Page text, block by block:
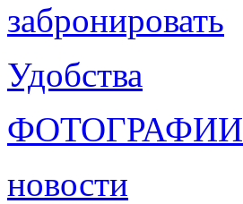
забронировать
Удобства
ФОТОГРАФИИ
новости